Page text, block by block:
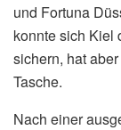
und Fortuna
konnte sich Kiel
sichern, hat
Tasche.
Nach einer